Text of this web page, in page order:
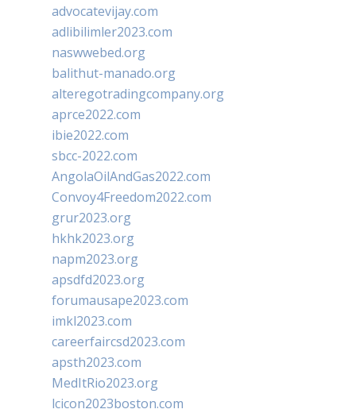
advocatevijay.com
adlibilimler2023.com
naswwebed.org
balithut-manado.org
alteregotradingcompany.org
aprce2022.com
ibie2022.com
sbcc-2022.com
AngolaOilAndGas2022.com
Convoy4Freedom2022.com
grur2023.org
hkhk2023.org
napm2023.org
apsdfd2023.org
forumausape2023.com
imkl2023.com
careerfaircsd2023.com
apsth2023.com
MedItRio2023.org
lcicon2023boston.com